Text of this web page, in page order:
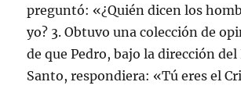
preguntó: «¿Quién dicen los
yo? 3. Obtuvo una colección de
de que Pedro, bajo la dirección
Santo, respondiera: «Tú eres el